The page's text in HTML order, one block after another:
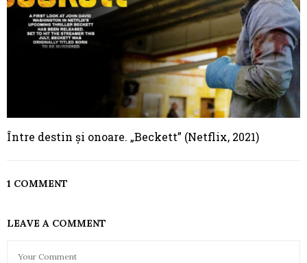
Între destin și onoare. „Beckett” (Netflix, 2021)
1 COMMENT
LEAVE A COMMENT